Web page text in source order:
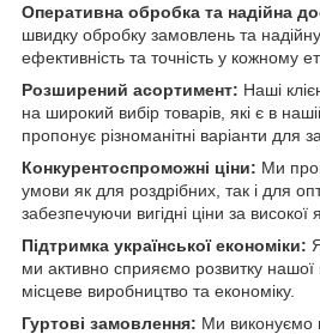
Оперативна обробка та надійна
швидку обробку замовлень та
ефективність та точність у кожному
Розширений асортимент: Наші
на широкий вибір товарів, які є в
пропонує різноманітні варіанти для
Конкурентоспроможні ціни: Ми
умови як для роздрібних, так і для
забезпечуючи вигідні ціни за високої
Підтримка української економіки:
ми активно сприяємо розвитку нашої
місцеве виробництво та економіку.
Гуртові замовлення: Ми виконуємо